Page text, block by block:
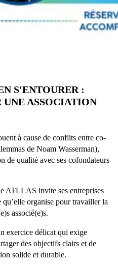
S'ENTOURER :
UNE ASSOCIATION
à cause de conflits entre co-
de Noam Wasserman),
de qualité avec ses cofondateurs
ATLLAS invite ses entreprises
qu’elle organise pour travailler la
associé(e)s.
exercice délicat qui exige
des objectifs clairs et de
solide et durable.